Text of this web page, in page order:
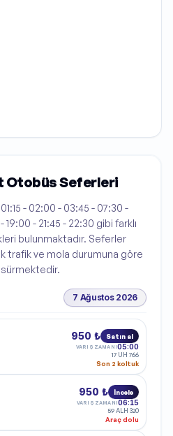
Otobüs Seferleri
- 02:00 - 03:45 - 07:30 -
- 19:00 - 21:45 - 22:30 gibi farklı
bulunmaktadır. Seferler
trafik ve mola durumuna göre
sürmektedir.
7 Ağustos 2026
950 ₺ Satın al
VARIŞ ZAMANI05:00
17 UH 766
Son 2 koltuk
950 ₺ İncele
VARIŞ ZAMANI06:15
59 ALH 320
Araç dolu